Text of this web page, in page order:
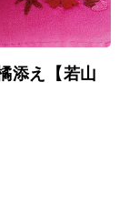
添え【若山